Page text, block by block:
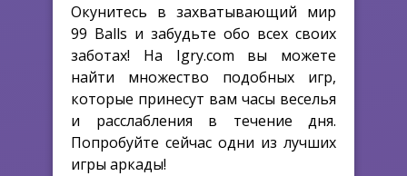
Окунитесь в захватывающий мир
99 Balls и забудьте обо всех своих
заботах! На Igry.com вы можете
найти множество подобных игр,
которые принесут вам часы веселья
и расслабления в течение дня.
Попробуйте сейчас одни из лучших
игры аркады!